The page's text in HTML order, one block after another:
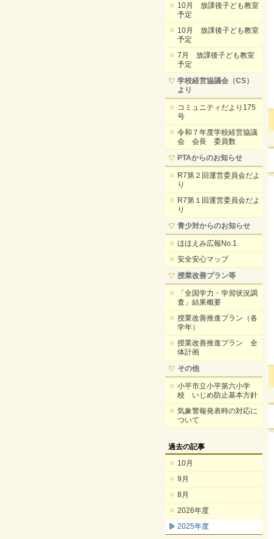
10月 放課後子ども教室
予定
10月 放課後子ども教室
予定
7月 放課後子ども教室
予定
学校経営協議会（CS）
より
コミュニティだより175
号
令和７年度学校経営協議
会 会長 委員数
PTAからのお知らせ
R7第２回運営委員会だよ
り
R7第１回運営委員会だよ
り
青少対からのお知らせ
ほほえみ広報No.1
安全安心マップ
授業改善プラン等
「全国学力・学習状況調
査」結果概要
授業改善推進プラン（各
学年）
授業改善推進プラン 全
体計画
その他
小平市立小平第六小学
校 いじめ防止基本方針
気象警報発表時の対応に
ついて
過去の記事
10月
9月
8月
2026年度
2025年度